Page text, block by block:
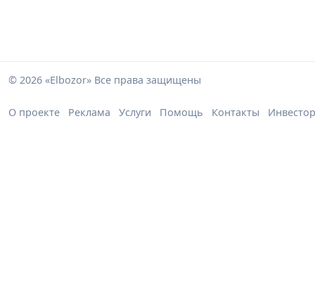
© 2026 «Elbozor» Все права защищены
О проекте Реклама Услуги Помощь Контакты